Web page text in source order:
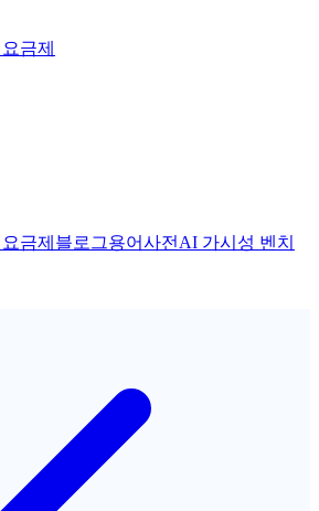
요금제
요금제 블로그용어사전 AI 가시성 벤치